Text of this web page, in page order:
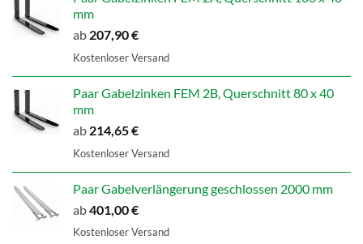
mm
ab 207,90€
Kostenloser Versand
Paar Gabelzinken FEM 2B, Querschnitt 80 x 40
mm
ab 214,65€
Kostenloser Versand
Paar Gabelverlängerung geschlossen 2000 mm
ab401,00€
Kostenloser Versand